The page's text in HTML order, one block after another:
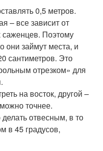
0,5 метров.
– все зависит от
Поэтому
они займут места, и
сантиметров. Это
отрезком» для
на восток, другой –
точнее.
отвесным, в то
в 45 градусов,